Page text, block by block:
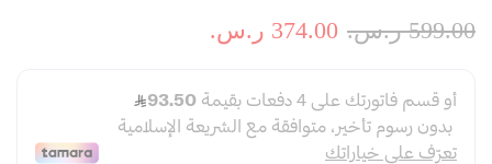
374.00 ر.س.‏ 599.00 ر.س.‏